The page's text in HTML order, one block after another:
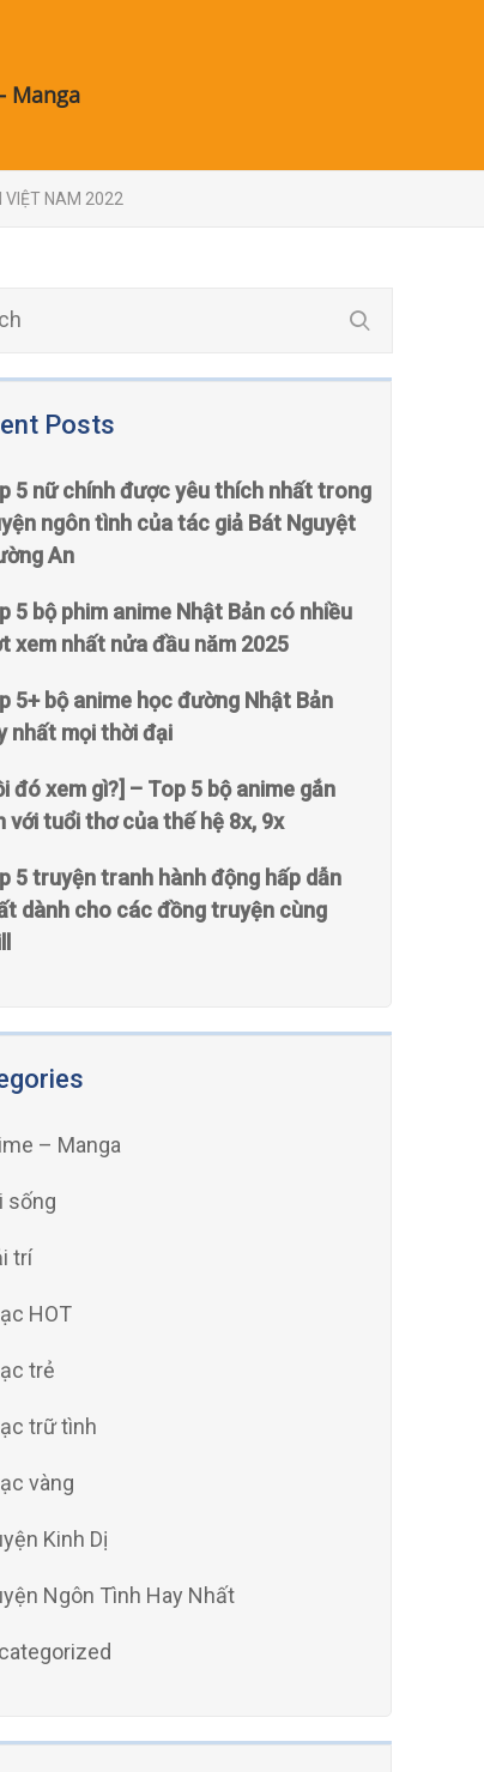
Manga
VIỆT NAM 2022
Posts
5 nữ chính được yêu thích nhất trong
ngôn tình của tác giả Bát Nguyệt
An
5 bộ phim anime Nhật Bản có nhiều
xem nhất nửa đầu năm 2025
5+ bộ anime học đường Nhật Bản
nhất mọi thời đại
đó xem gì?] – Top 5 bộ anime gắn
với tuổi thơ của thế hệ 8x, 9x
5 truyện tranh hành động hấp dẫn
dành cho các đồng truyện cùng
– Manga
sống
trí
HOT
trẻ
trữ tình
vàng
Kinh Dị
Ngôn Tình Hay Nhất